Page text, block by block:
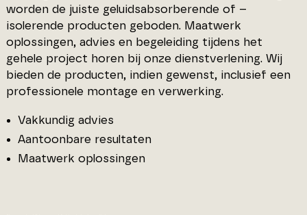
worden de juiste geluidsabsorberende of –
isolerende producten geboden. Maatwerk
oplossingen, advies en begeleiding tijdens het
gehele project horen bij onze dienstverlening. Wij
bieden de producten, indien gewenst, inclusief een
professionele montage en verwerking.
Vakkundig advies
Aantoonbare resultaten
Maatwerk oplossingen